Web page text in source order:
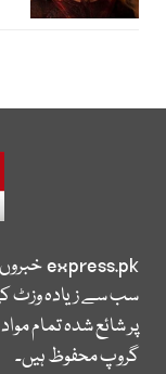
express.pk
سب سے زیادہ وزٹ
پر شائع شدہ تمام
گروپ محفوظ ہیں۔